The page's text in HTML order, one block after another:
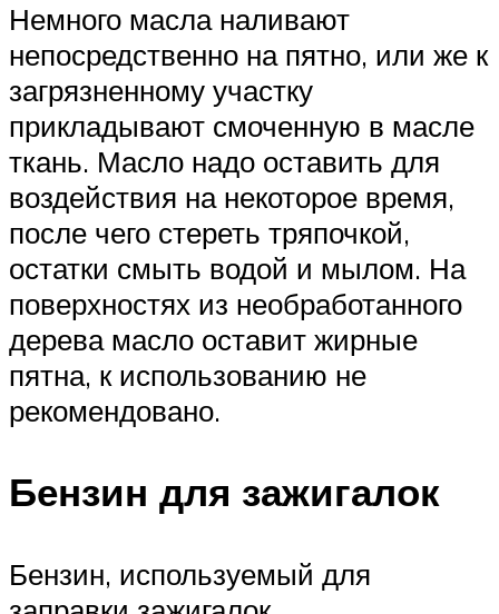
Немного масла наливают
непосредственно на пятно, или же к
загрязненному участку
прикладывают смоченную в масле
ткань. Масло надо оставить для
воздействия на некоторое время,
после чего стереть тряпочкой,
остатки смыть водой и мылом. На
поверхностях из необработанного
дерева масло оставит жирные
пятна, к использованию не
рекомендовано.
Бензин для зажигалок
Бензин, используемый для